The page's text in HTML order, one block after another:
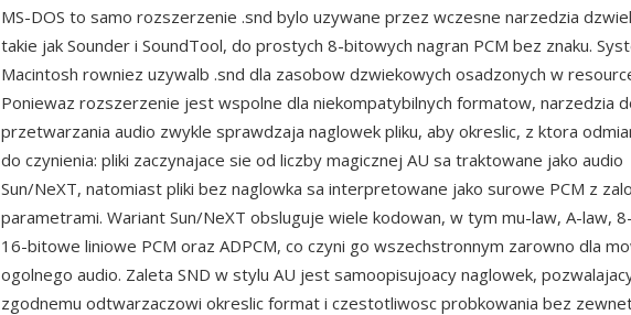
MS-DOS to samo rozszerzenie .snd bylo uzywane przez wczesne narzedzia
takie jak Sounder i SoundTool, do prostych 8-bitowych nagran PCM bez znaku.
Macintosh rowniez uzywalb .snd dla zasobow dzwiekowych osadzonych w
Poniewaz rozszerzenie jest wspolne dla niekompatybilnych formatow, narzedzia
przetwarzania audio zwykle sprawdzaja naglowek pliku, aby okreslic, z ktora
do czynienia: pliki zaczynajace sie od liczby magicznej AU sa traktowane jako audio
Sun/NeXT, natomiast pliki bez naglowka sa interpretowane jako surowe PCM z
parametrami. Wariant Sun/NeXT obsluguje wiele kodowan, w tym mu-law, A-law,
16-bitowe liniowe PCM oraz ADPCM, co czyni go wszechstronnym zarowno dla
ogolnego audio. Zaleta SND w stylu AU jest samoopisujoacy naglowek,
zgodnemu odtwarzaczowi okreslic format i czestotliwosc probkowania bez